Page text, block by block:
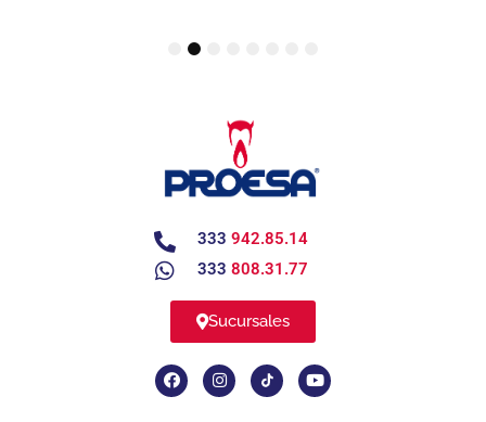
5
333 942.85.14
333 808.31.77
Sucursales